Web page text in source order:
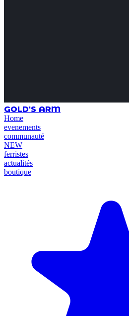
GOLD'S ARM
Home
evenements
communauté
NEW
ferristes
actualités
boutique